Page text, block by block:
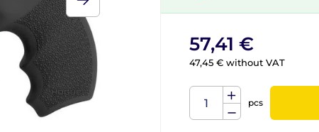
57,41 €
47,45 € without VAT
pcs